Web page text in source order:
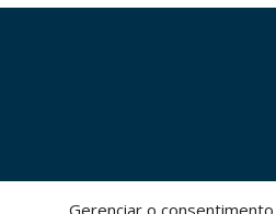
Gerenciar o consentimento